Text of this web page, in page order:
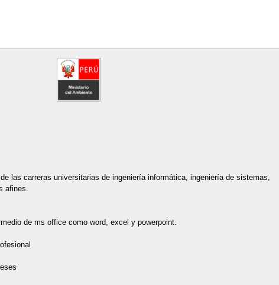
las carreras universitarias de ingeniería informática, ingeniería de sistemas,
afines.
de ms office como word, excel y powerpoint.